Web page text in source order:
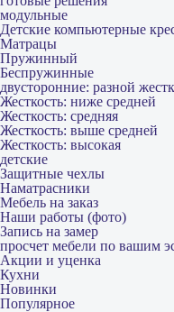
модульные
Детские компьютерные
Матрацы
Пружинный
Беспружинные
двусторонние: разной
Жесткость: ниже средней
Жесткость: средняя
Жесткость: выше средней
Жесткость: высокая
детские
Защитные чехлы
Наматрасники
Мебель на заказ
Наши работы (фото)
Запись на замер
просчет мебели по вашим
Акции и уценка
Кухни
Новинки
Популярное